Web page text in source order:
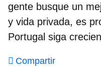
gente busque un
y vida privada, es
Portugal siga
Compartir